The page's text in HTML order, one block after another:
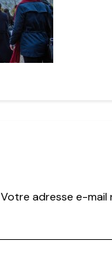
Votre adresse e-mail